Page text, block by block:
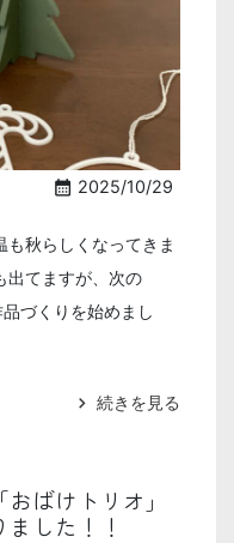
calendar_month 2025/10/29
も秋らしくなってきま
出てますが、次の
づくりを始めまし
chevron_right 続きを見る
ばけトリオ」
した！！